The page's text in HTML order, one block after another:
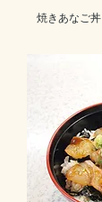
焼きあなご丼